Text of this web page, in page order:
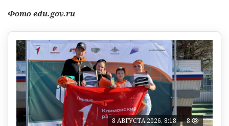
Фото edu.gov.ru
8 АВГУСТА 2026, 8:18 8